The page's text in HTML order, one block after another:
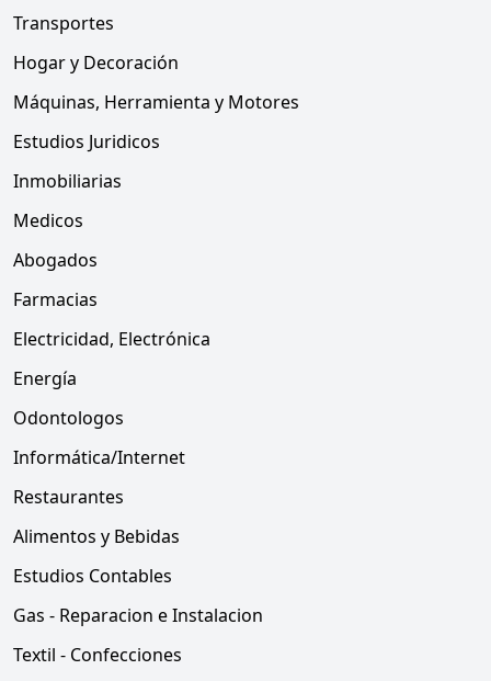
Transportes
Hogar y Decoración
Máquinas, Herramienta y Motores
Estudios Juridicos
Inmobiliarias
Medicos
Abogados
Farmacias
Electricidad, Electrónica
Energía
Odontologos
Informática/Internet
Restaurantes
Alimentos y Bebidas
Estudios Contables
Gas - Reparacion e Instalacion
Textil - Confecciones